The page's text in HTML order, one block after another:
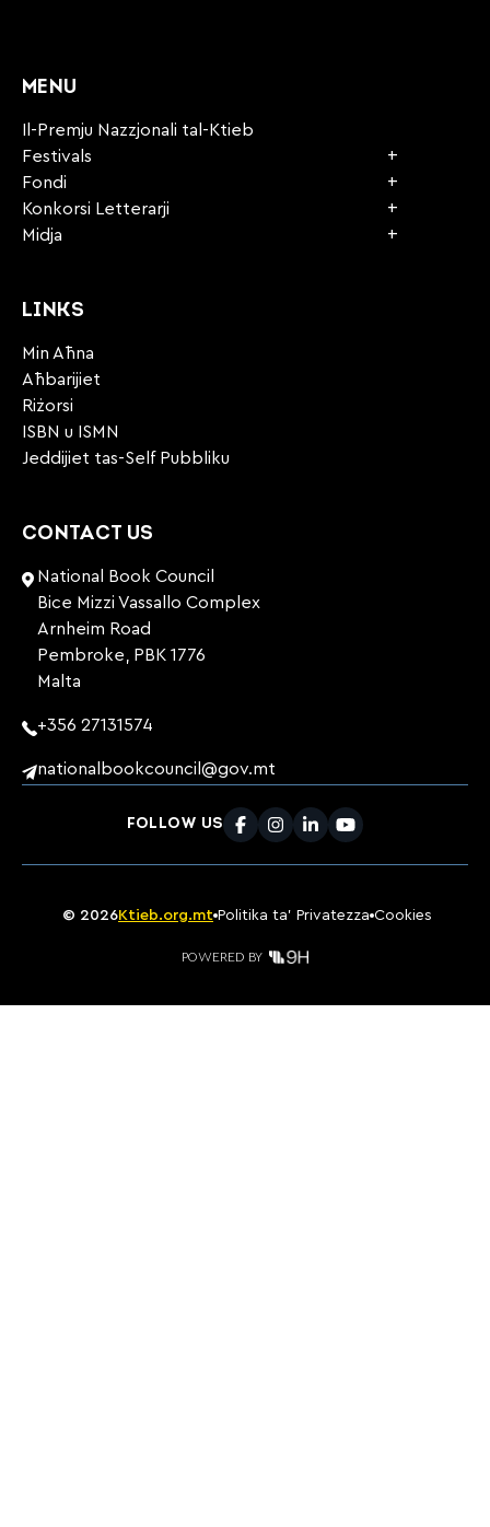
MENU
Il-Premju Nazzjonali tal-Ktieb
Festivals
Fondi
Konkorsi Letterarji
Midja
LINKS
Min Aħna
Aħbarijiet
Riżorsi
ISBN u ISMN
Jeddijiet tas-Self Pubbliku
CONTACT US
National Book Council
Bice Mizzi Vassallo Complex
Arnheim Road
Pembroke, PBK 1776
Malta
+356 27131574
nationalbookcouncil@gov.mt
FOLLOW US
Facebook
Instagram
LinkedInYoutube
© 2026Ktieb.org.mt Politika ta’ Privatezza Cookies
POWERED BY